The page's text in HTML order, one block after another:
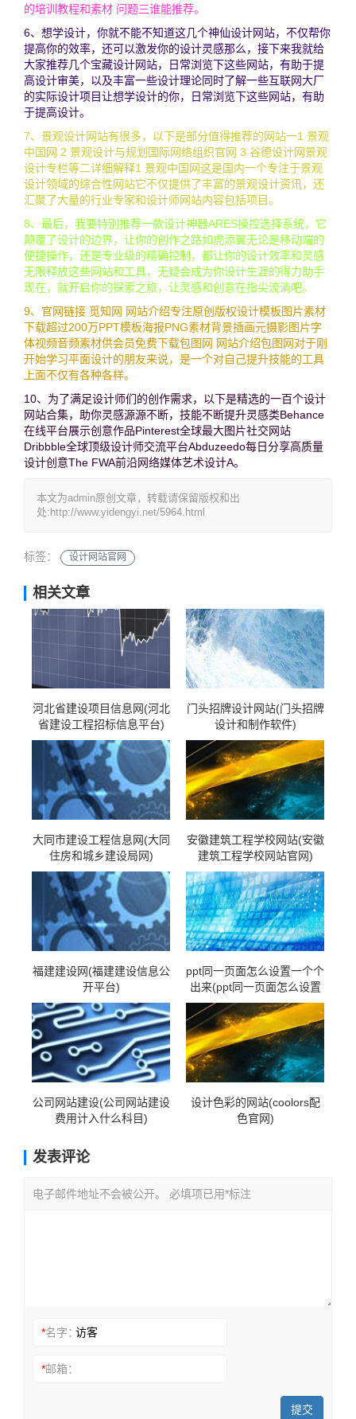
的培训教程和素材 问题三谁能推荐。
6、想学设计，你就不能不知道这几个神仙设计网站，不仅帮你
提高你的效率，还可以激发你的设计灵感那么，接下来我就给
大家推荐几个宝藏设计网站，日常浏览下这些网站，有助于提
高设计审美，以及丰富一些设计理论同时了解一些互联网大厂
的实际设计项目让想学设计的你，日常浏览下这些网站，有助
于提高设计。
7、景观设计网站有很多，以下是部分值得推荐的网站一1 景观
中国网 2 景观设计与规划国际网络组织官网 3 谷德设计网景观
设计专栏等二详细解释1 景观中国网这是国内一个专注于景观
设计领域的综合性网站它不仅提供了丰富的景观设计资讯，还
汇聚了大量的行业专家和设计师网站内容包括项目。
8、最后，我要特别推荐一款设计神器ARES操控选择系统，它
颠覆了设计的边界，让你的创作之路如虎添翼无论是移动端的
便捷操作，还是专业级的精确控制，都让你的设计效率和灵感
无限释放这些网站和工具，无疑会成为你设计生涯的得力助手
现在，就开启你的探索之旅，让灵感和创意在指尖流淌吧。
9、官网链接 觅知网 网站介绍专注原创版权设计模板图片素材
下载超过200万PPT模板海报PNG素材背景插画元摄影图片字
体视频音频素材供会员免费下载包图网 网站介绍包图网对于刚
开始学习平面设计的朋友来说，是一个对自己提升技能的工具
上面不仅有各种各样。
10、为了满足设计师们的创作需求，以下是精选的一百个设计
网站合集，助你灵感源源不断，技能不断提升灵感类Behance
在线平台展示创意作品Pinterest全球最大图片社交网站
Dribbble全球顶级设计师交流平台Abduzeedo每日分享高质量
设计创意The FWA前沿网络媒体艺术设计A。
本文为admin原创文章，转载请保留版权和出
处:http://www.yidengyi.net/5964.html
标签： 设计网站官网
相关文章
河北省建设项目信息网(河北
省建设工程招标信息平台)
门头招牌设计网站(门头招牌
设计和制作软件)
大同市建设工程信息网(大同
住房和城乡建设局网)
安徽建筑工程学校网站(安徽
建筑工程学校网站官网)
福建建设网(福建建设信息公
开平台)
ppt同一页面怎么设置一个个
出来(ppt同一页面怎么设置
一个个出来的字)
公司网站建设(公司网站建设
费用计入什么科目)
设计色彩的网站(coolors配
色官网)
发表评论
电子邮件地址不会被公开。 必填项已用*标注
*名字：
*邮箱：
提交